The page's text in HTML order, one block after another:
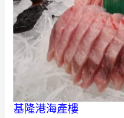
基隆港海產樓